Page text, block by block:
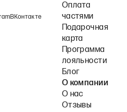
ВКонтакте
Оплата
частями
Подарочная
карта
Программа
лояльности
Блог
О компании
О нас
Отзывы